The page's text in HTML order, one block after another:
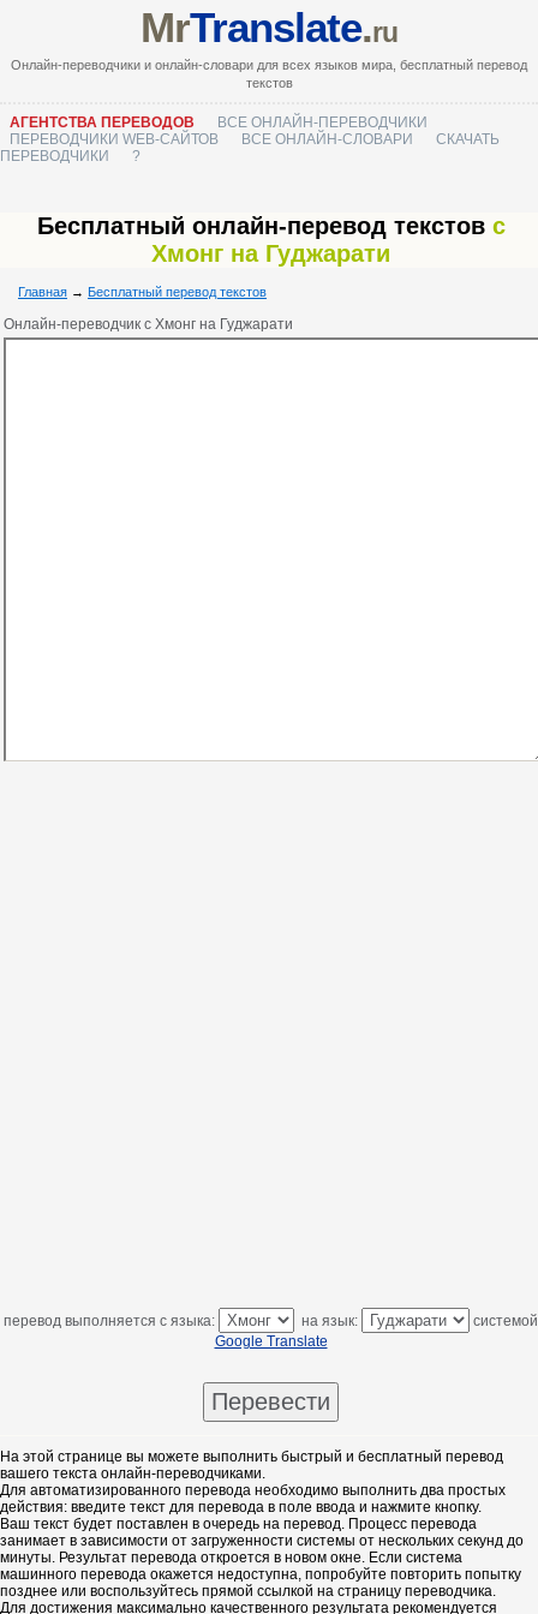
MrTranslate.ru
Онлайн-переводчики и онлайн-словари для всех языков мира, бесплатный перевод
текстов
АГЕНТСТВА ПЕРЕВОДОВ
ВСЕ ОНЛАЙН-ПЕРЕВОДЧИКИ
ПЕРЕВОДЧИКИ WEB-САЙТОВ
ВСЕ ОНЛАЙН-СЛОВАРИ
СКАЧАТЬ
ПЕРЕВОДЧИКИ
?
Бесплатный онлайн-перевод текстов с
Хмонг на Гуджарати
Главная → Бесплатный перевод текстов
Онлайн-переводчик с Хмонг на Гуджарати
перевод выполняется с языка: на язык:
системой
Google Translate
На этой странице вы можете выполнить быстрый и бесплатный перевод
вашего текста онлайн-переводчиками.
Для автоматизированного перевода необходимо выполнить два простых
действия: введите текст для перевода в поле ввода и нажмите кнопку.
Ваш текст будет поставлен в очередь на перевод. Процесс перевода
занимает в зависимости от загруженности системы от нескольких секунд до
минуты. Результат перевода откроется в новом окне. Если система
машинного перевода окажется недоступна, попробуйте повторить попытку
позднее или воспользуйтесь прямой ссылкой на страницу переводчика.
Для достижения максимально качественного результата рекомендуется